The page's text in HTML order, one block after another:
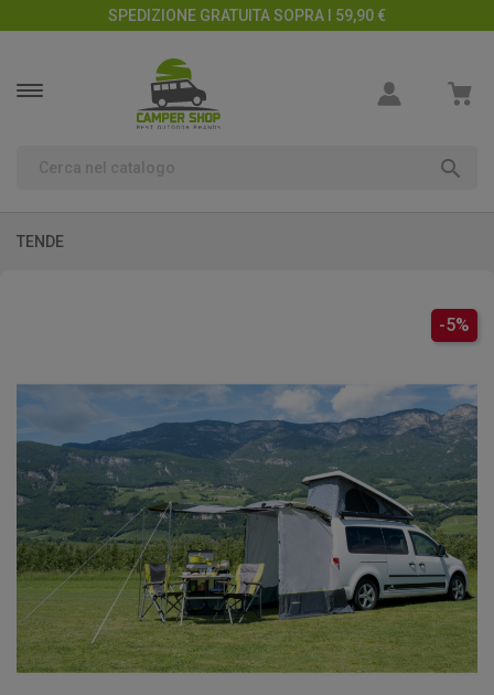
SPEDIZIONE GRATUITA SOPRA I 59,90 €

TENDE
-5%